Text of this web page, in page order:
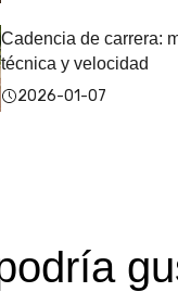
Cadencia de carrera:
técnica y velocidad
2026-01-07